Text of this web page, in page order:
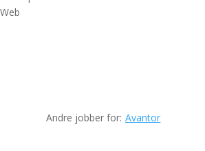
Web
Andre jobber for: Avantor